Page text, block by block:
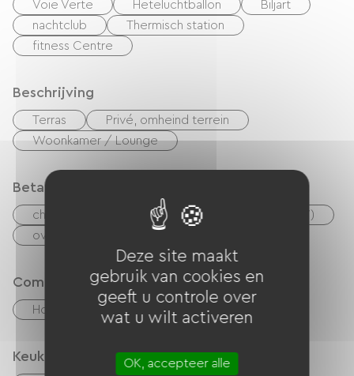
Voie Verte Heteluchtballon
Biljart
nachtclub
Thermisch station
fitness Centre
Beschrijving
Terras
Privé, omheind terrein
Woonkamer / Lounge
Betaalmethoden
checks
Vakantiebonnen (ANCV)
overdracht
Comfort
Houtkachel
Keuken
Deze site maakt
gebruik van cookies en
geeft u controle over
wat u wilt activeren
OK, accepteer alle